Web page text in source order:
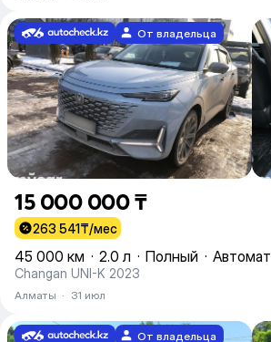
От владельца
15 000 000 ₸
263 541₸/мес
45 000 км · 2.0 л · Полный · Автомат
Changan UNI-K 2023
Алматы · 31 июл
От владельца